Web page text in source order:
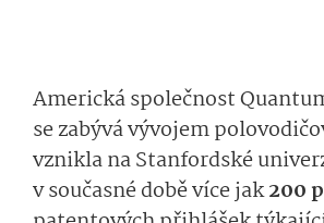
Americká společnost
se zabývá vývojem
vznikla na Stanfordské
v současné době více jak200